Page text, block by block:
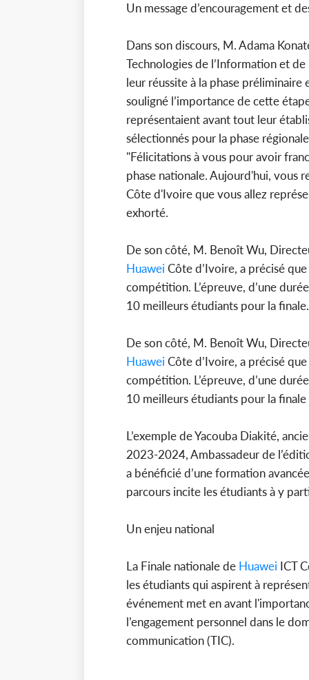
Un message d’encouragement et
Dans son discours, M. Adama
Technologies de l’Information et
leur réussite à la phase
souligné l’importance de cette
représentaient avant tout leur
sélectionnés pour la phase
"Félicitations à vous pour avoir
phase nationale. Aujourd'hui, vous
Côte d'Ivoire que vous allez
exhorté.
De son côté, M. Benoît Wu,
Huawei Côte d’Ivoire, a précisé
compétition. L’épreuve, d’une
10 meilleurs étudiants pour la finale.
De son côté, M. Benoît Wu,
Huawei Côte d’Ivoire, a précisé
compétition. L’épreuve, d’une
10 meilleurs étudiants pour la
L’exemple de Yacouba Diakité,
2023-2024, Ambassadeur de
a bénéficié d’une formation
parcours incite les étudiants à y
Un enjeu national
La Finale nationale de Huawei ICT
les étudiants qui aspirent à
événement met en avant
l’engagement personnel dans le
communication (TIC).